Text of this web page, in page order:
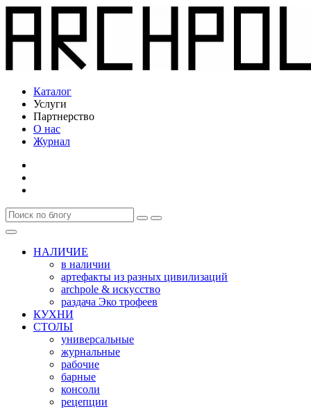
Каталог
Услуги
Партнерство
О нас
Журнал
НАЛИЧИЕ
в наличии
артефакты из разных цивилизаций
archpole & искусство
раздача Эко трофеев
КУХНИ
СТОЛЫ
универсальные
журнальные
рабочие
барные
консоли
рецепции